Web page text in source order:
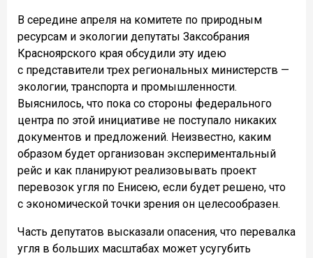
В середине апреля на комитете по природным
ресурсам и экологии депутаты Заксобрания
Красноярского края обсудили эту идею
с представители трех региональных министерств —
экологии, транспорта и промышленности.
Выяснилось, что пока со стороны федерального
центра по этой инициативе не поступало никаких
документов и предложений. Неизвестно, каким
образом будет организован экспериментальный
рейс и как планируют реализовывать проект
перевозок угля по Енисею, если будет решено, что
с экономической точки зрения он целесообразен.
Часть депутатов высказали опасения, что перевалка
угля в больших масштабах может усугубить